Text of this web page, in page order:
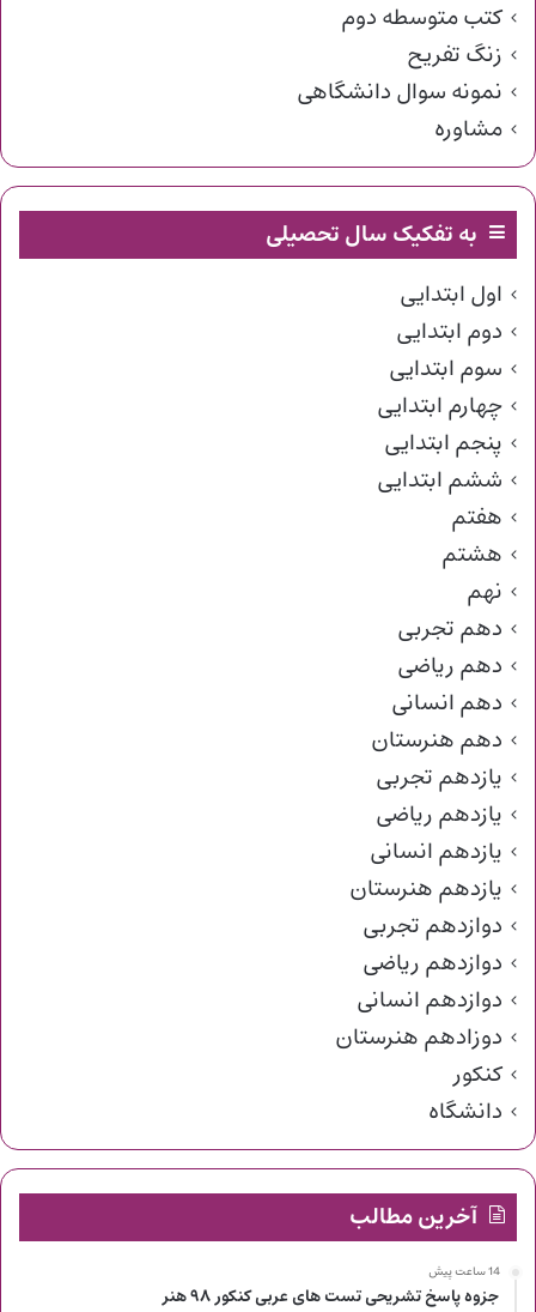
کتب متوسطه دوم
زنگ تفریح
نمونه سوال دانشگاهی
مشاوره
به تفکیک سال تحصیلی
اول ابتدایی
دوم ابتدایی
سوم ابتدایی
چهارم ابتدایی
پنجم ابتدایی
ششم ابتدایی
هفتم
هشتم
نهم
دهم تجربی
دهم ریاضی
دهم انسانی
دهم هنرستان
یازدهم تجربی
یازدهم ریاضی
یازدهم انسانی
یازدهم هنرستان
دوازدهم تجربی
دوازدهم ریاضی
دوازدهم انسانی
دوزادهم هنرستان
کنکور
دانشگاه
آخرین مطالب
14 ساعت پیش
جزوه پاسخ تشریحی تست های عربی کنکور ۹۸ هنر